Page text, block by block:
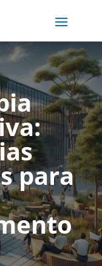
para